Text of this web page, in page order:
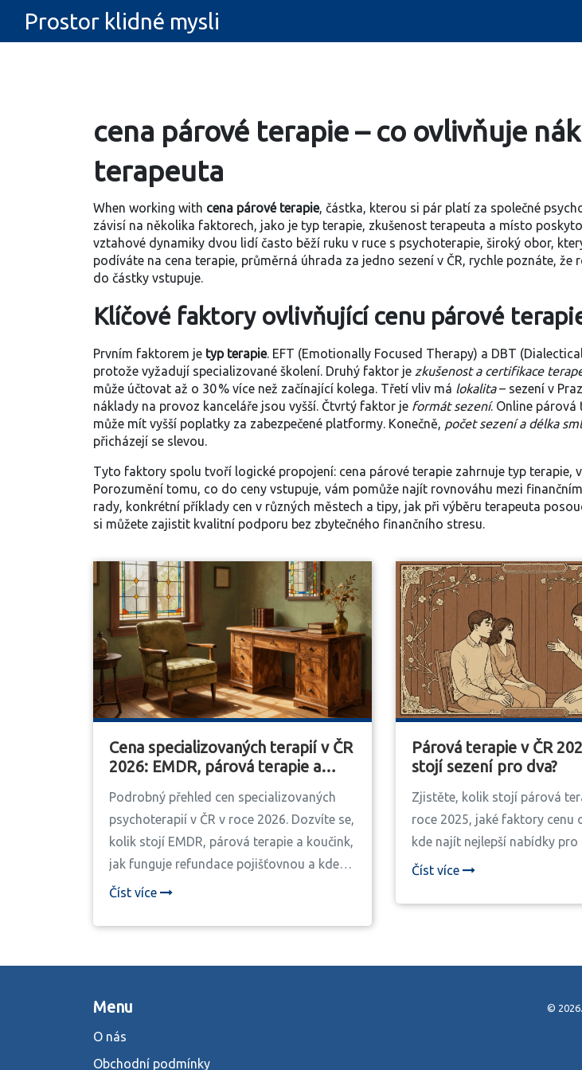
Prostor klidné mysli
cena párové terapie – co ovlivňuje
terapeuta
When working with cena párové terapie, částka, kterou si pár platí za společné
závisí na několika faktorech, jako je typ terapie, zkušenost terapeuta a místo
vztahové dynamiky dvou lidí často běží ruku v ruce s psychoterapie, široký obor,
podíváte na cena terapie, průměrná úhrada za jedno sezení v ČR, rychle poznáte, že
do částky vstupuje.
Klíčové faktory ovlivňující cenu párové
Prvním faktorem je typ terapie. EFT (Emotionally Focused Therapy) a DBT
protože vyžadují specializované školení. Druhý faktor je zkušenost a certifikace
může účtovat až o 30 % více než začínající kolega. Třetí vliv má lokalita– sezení v
náklady na provoz kanceláře jsou vyšší. Čtvrtý faktor je formát sezení. Online
může mít vyšší poplatky za zabezpečené platformy. Konečně, počet sezení a délka
přicházejí se slevou.
Tyto faktory spolu tvoří logické propojení: cena párové terapie zahrnuje typ
Porozumění tomu, co do ceny vstupuje, vám pomůže najít rovnováhu mezi
rady, konkrétní příklady cen v různých městech a tipy, jak při výběru terapeuta
si můžete zajistit kvalitní podporu bez zbytečného finančního stresu.
Cena specializovaných terapií v ČR
2026: EMDR, párová terapie a
Podrobný přehled cen specializovaných
psychoterapií v ČR v roce 2026. Dozvíte se,
kolik stojí EMDR, párová terapie a koučink,
jak funguje refundace pojišťovnou a kde
můžete ušetřit.
Číst více
Párová terapie v ČR
stojí sezení pro dva?
Zjistěte, kolik stojí párová
roce 2025, jaké faktory cenu
kde najít nejlepší nabídky pro
Číst více
Menu
O nás
Obchodní podmínky
©